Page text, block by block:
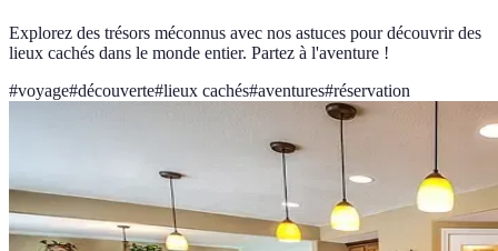
Explorez des trésors méconnus avec nos astuces pour découvrir des
lieux cachés dans le monde entier. Partez à l'aventure !
#voyage#découverte#lieux cachés#aventures#réservation